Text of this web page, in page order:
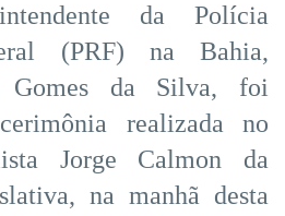
da Polícia
(PRF) na Bahia,
Gomes da Silva, foi
realizada no
Jorge Calmon da
na manhã desta